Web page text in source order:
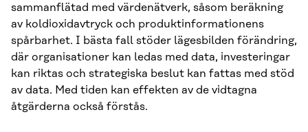
sammanflätad med värdenätverk, såsom beräkning
av koldioxidavtryck och produktinformationens
spårbarhet. I bästa fall stöder lägesbilden förändring,
där organisationer kan ledas med data, investeringar
kan riktas och strategiska beslut kan fattas med stöd
av data. Med tiden kan effekten av de vidtagna
åtgärderna också förstås.